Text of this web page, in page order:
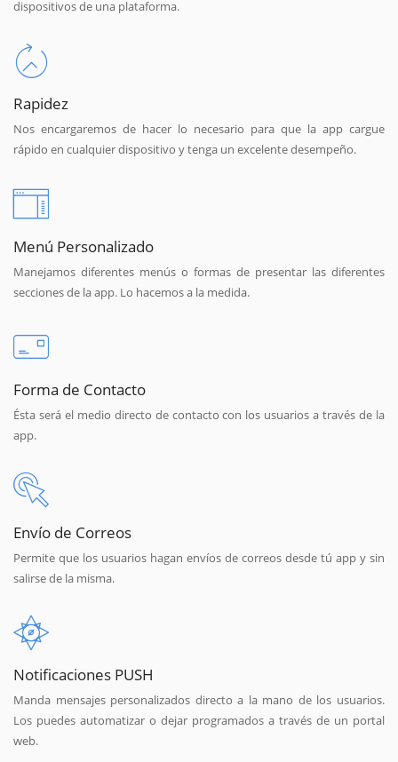
dispositivos de una plataforma.
Rapidez
Nos encargaremos de hacer lo necesario para que la app cargue
rápido en cualquier dispositivo y tenga un excelente desempeño.
Menú Personalizado
Manejamos diferentes menús o formas de presentar las diferentes
secciones de la app. Lo hacemos a la medida.
Forma de Contacto
Ésta será el medio directo de contacto con los usuarios a través de la
app.
Envío de Correos
Permite que los usuarios hagan envíos de correos desde tú app y sin
salirse de la misma.
Notificaciones PUSH
Manda mensajes personalizados directo a la mano de los usuarios.
Los puedes automatizar o dejar programados a través de un portal
web.